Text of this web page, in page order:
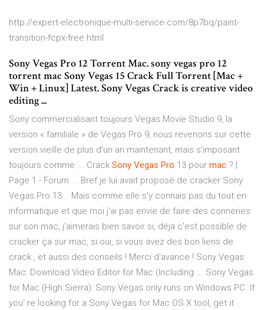
http://expert-electronique-multi-service.com/8p7bq/paint-
transition-fcpx-free.html
Sony Vegas Pro 12 Torrent Mac. sony vegas pro 12
torrent mac Sony Vegas 15 Crack Full Torrent [Mac +
Win + Linux] Latest. Sony Vegas Crack is creative video
editing ...
Sony commercialisant toujours Vegas Movie Studio 9, la
version « familiale » de Vegas Pro 9, nous revenons sur cette
version vieille de plus d'un an maintenant, mais s'imposant
toujours comme ... Crack Sony Vegas Pro 13 pour mac ? |
Page 1 - Forum ... Bref je lui avait proposé de cracker Sony
Vegas Pro 13... Mais comme elle s'y connais pas du tout en
informatique et que moi j'ai pas envie de faire des conneries
sur son mac, j'aimerais bien savoir si, déja c'est possible de
cracker ça sur mac, si oui, si vous avez des bon liens de
crack , et aussi des conseils ! Merci d'avance ! Sony Vegas
Mac: Download Video Editor for Mac (Including ... Sony Vegas
for Mac (High Sierra): Sony Vegas only runs on Windows PC. If
you' re looking for a Sony Vegas for Mac OS X tool, get it